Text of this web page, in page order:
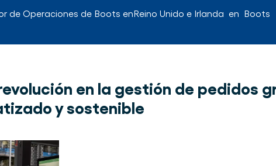
de Operaciones de Boots enReino Unido e Irlanda en Boots
en la gestión de pedidos
y sostenible